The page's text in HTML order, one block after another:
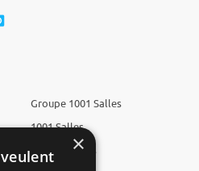
Groupe 1001 Salles
1001 Salles
1001 Traiteurs
×